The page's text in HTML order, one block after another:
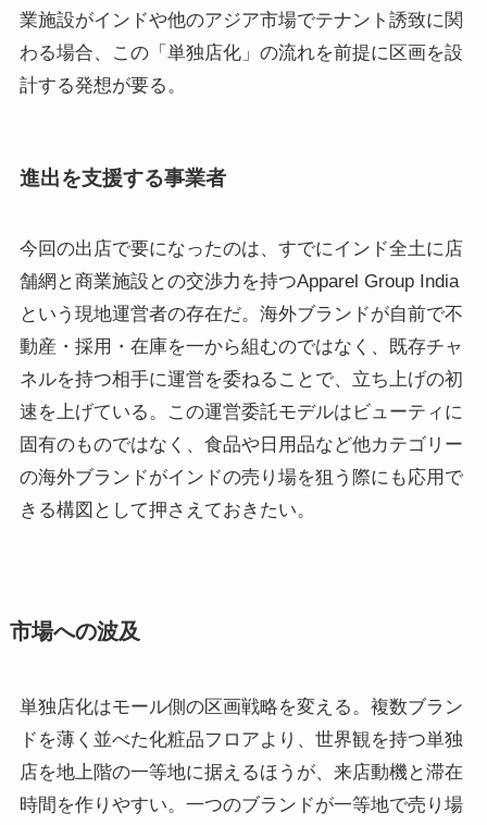
業施設がインドや他のアジア市場でテナント誘致に関
わる場合、この「単独店化」の流れを前提に区画を設
計する発想が要る。
進出を支援する事業者
今回の出店で要になったのは、すでにインド全土に店
舗網と商業施設との交渉力を持つApparel Group India
という現地運営者の存在だ。海外ブランドが自前で不
動産・採用・在庫を一から組むのではなく、既存チャ
ネルを持つ相手に運営を委ねることで、立ち上げの初
速を上げている。この運営委託モデルはビューティに
固有のものではなく、食品や日用品など他カテゴリー
の海外ブランドがインドの売り場を狙う際にも応用で
きる構図として押さえておきたい。
市場への波及
単独店化はモール側の区画戦略を変える。複数ブラン
ドを薄く並べた化粧品フロアより、世界観を持つ単独
店を地上階の一等地に据えるほうが、来店動機と滞在
時間を作りやすい。一つのブランドが一等地で売り場